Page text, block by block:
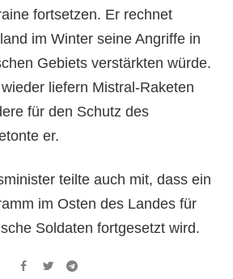
fortsetzen. Er rechnet
im Winter seine Angriffe in
Gebiets verstärkten würde.
liefern Mistral-Raketen
für den Schutz des
er.
teilte auch mit, dass ein
im Osten des Landes für
Soldaten fortgesetzt wird.